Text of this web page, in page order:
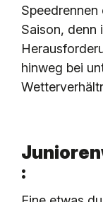
Saison, denn
hinweg bei
: